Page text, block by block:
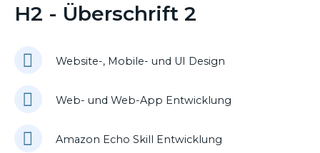
H2 - Überschrift 2
Website-, Mobile- und UI Design
Web- und Web-App Entwicklung
Amazon Echo Skill Entwicklung